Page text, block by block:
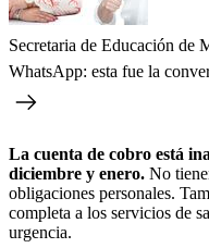
Secretaria de Educación de
WhatsApp: esta fue la
La cuenta de cobro está
diciembre y enero. No
obligaciones personales.
completa a los servicios de
urgencia.